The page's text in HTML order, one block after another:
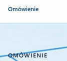
Omówienie
OMÓWIENIE